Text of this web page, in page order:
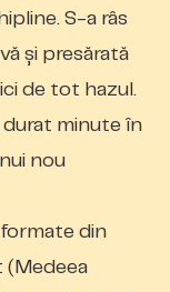
S-a râs
şi presărată
de tot hazul.
durat minute în
nou
formate din
(Medeea